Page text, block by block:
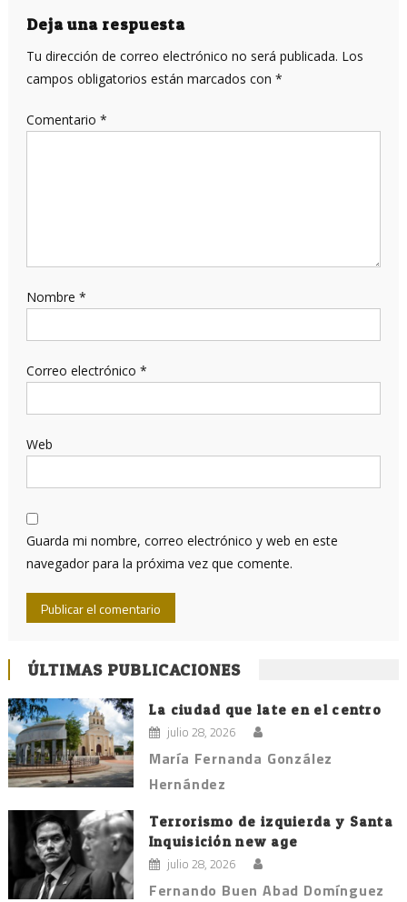
entradas
Deja una respuesta
Tu dirección de correo electrónico no será publicada. Los
campos obligatorios están marcados con *
Comentario *
Nombre *
Correo electrónico *
Web
Guarda mi nombre, correo electrónico y web en este
navegador para la próxima vez que comente.
ÚLTIMAS PUBLICACIONES
La ciudad que late en el centro
julio 28, 2026
María Fernanda González
Hernández
Terrorismo de izquierda y Santa
Inquisición new age
julio 28, 2026
Fernando Buen Abad Domínguez